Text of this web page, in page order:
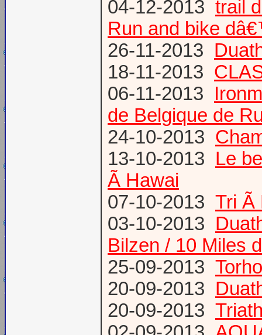
04-12-2013 trail
Run and bike
26-11-2013
18-11-2013
06-11-2013
de Belgique de
24-10-2013
13-10-2013 Le
Ã Hawai
07-10-2013 Tri Ã
03-10-2013
Bilzen / 10 Miles
25-09-2013
20-09-2013
20-09-2013